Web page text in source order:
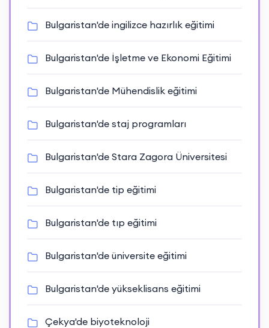
Bulgaristan'de ingilizce hazırlık eğitimi
Bulgaristan'de İşletme ve Ekonomi Eğitimi
Bulgaristan'de Mühendislik eğitimi
Bulgaristan'de staj programları
Bulgaristan'de Stara Zagora Üniversitesi
Bulgaristan'de tip eğitimi
Bulgaristan'de tıp eğitimi
Bulgaristan'de üniversite eğitimi
Bulgaristan'de yükseklisans eğitimi
Çekya'de biyoteknoloji